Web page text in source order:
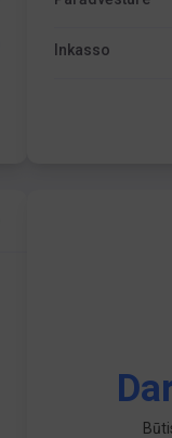
Inkasso